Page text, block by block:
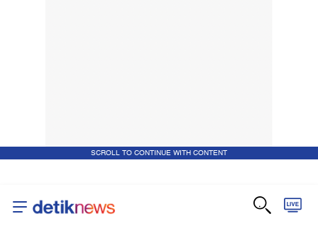
SCROLL TO CONTINUE WITH CONTENT